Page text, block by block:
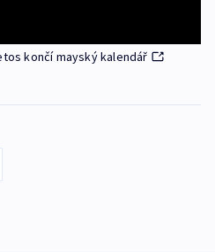
končí mayský kalendář